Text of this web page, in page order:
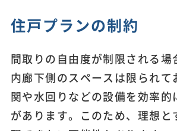
住戸プランの制約
間取りの自由度が制限される場
内廊下側のスペースは限られて
関や水回りなどの設備を効率的
があります。このため、理想と